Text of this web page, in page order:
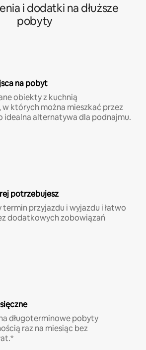
i dodatki na dłuższe
pobyty
na pobyt
obiekty z kuchnią
których można mieszkać przez
idealna alternatywa dla podnajmu.
potrzebujesz
termin przyjazdu i wyjazdu i łatwo
dodatkowych zobowiązań
długoterminowe pobyty
raz na miesiąc bez